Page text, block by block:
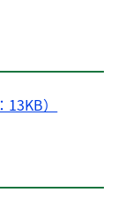
）